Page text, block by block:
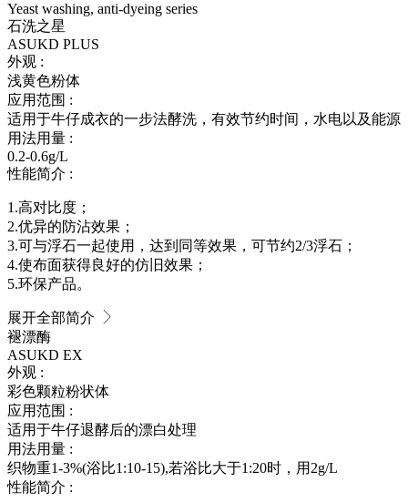
Yeast washing, anti-dyeing series
石洗之星
ASUKD PLUS
外观 :
浅黄色粉体
应用范围 :
适用于牛仔成衣的一步法酵洗，有效节约时间，水电以及能源
用法用量 :
0.2-0.6g/L
性能简介 :
1.高对比度；
2.优异的防沾效果；
3.可与浮石一起使用，达到同等效果，可节约2/3浮石；
4.使布面获得良好的仿旧效果；
5.环保产品。
展开全部简介
褪漂酶
ASUKD EX
外观 :
彩色颗粒粉状体
应用范围 :
适用于牛仔退酵后的漂白处理
用法用量 :
织物重1-3%(浴比1:10-15),若浴比大于1:20时，用2g/L
性能简介 :